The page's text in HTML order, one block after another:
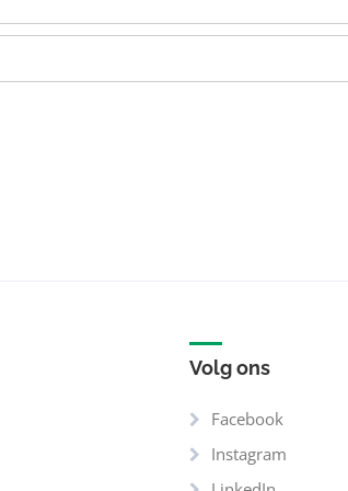
Volg ons
Facebook
Instagram